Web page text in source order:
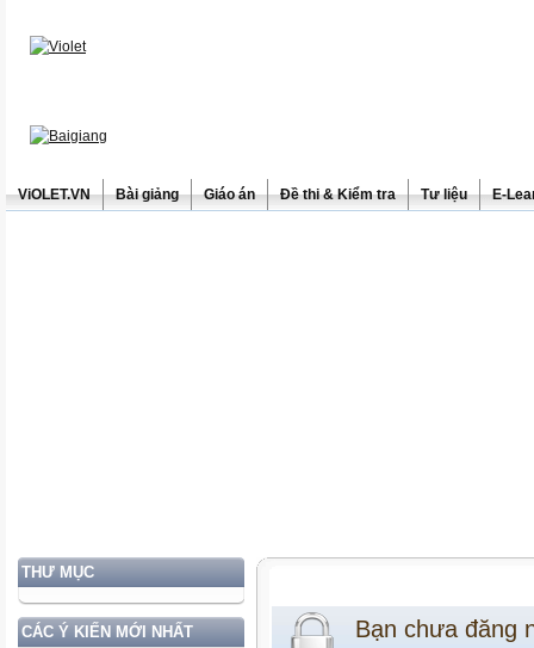
ViOLET.VN Bài giảng Giáo án Đề thi & Kiểm tra Tư liệu E-
THƯ MỤC
CÁC Ý KIẾN MỚI NHẤT Bạn chưa đăng